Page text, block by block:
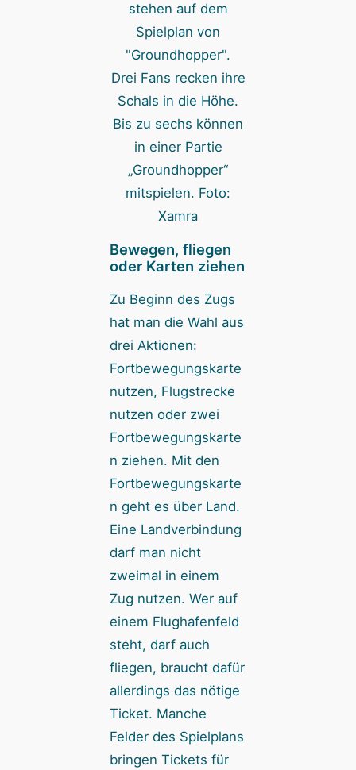
Drei Fans recken ihre
Schals in die Höhe.
Bis zu sechs können
in einer Partie
„Groundhopper“
mitspielen. Foto:
Xamra
Bewegen, fliegen
oder Karten ziehen
Zu Beginn des Zugs
hat man die Wahl aus
drei Aktionen:
Fortbewegungskarte
nutzen, Flugstrecke
nutzen oder zwei
Fortbewegungskarte
n ziehen. Mit den
Fortbewegungskarte
n geht es über Land.
Eine Landverbindung
darf man nicht
zweimal in einem
Zug nutzen. Wer auf
einem Flughafenfeld
steht, darf auch
fliegen, braucht dafür
allerdings das nötige
Ticket. Manche
Felder des Spielplans
bringen Tickets für